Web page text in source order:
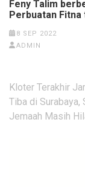
Feny Talim
Perbuatan
8 SEP 2022
ADMIN
Navigasi
pos
Kloter Terakhir
Tiba di Surabaya,
Jemaah Masih